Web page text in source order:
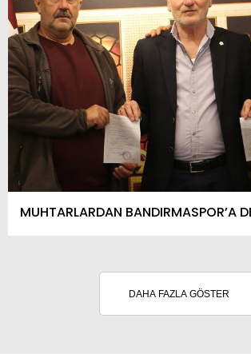
MUHTARLARDAN BANDIRMASPOR’A
DAHA FAZLA GÖSTER